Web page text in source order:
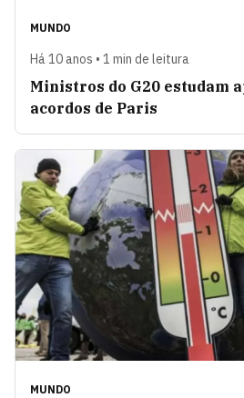
MUNDO
Há 10 anos • 1 min de leitura
Ministros do G20 estudam
acordos de Paris
MUNDO